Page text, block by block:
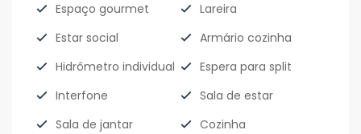
Espaço gourmet
Lareira
Estar social
Armário cozinha
Hidrômetro individual
Espera para split
Interfone
Sala de estar
Sala de jantar
Cozinha